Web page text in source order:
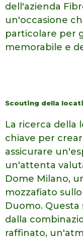
dell'azienda
un'occasione
particolare per
memorabile e
Scouting della
La ricerca della
chiave per
assicurare
un'attenta
Dome Milano,
mozzafiato
Duomo.
dalla
raffinato,